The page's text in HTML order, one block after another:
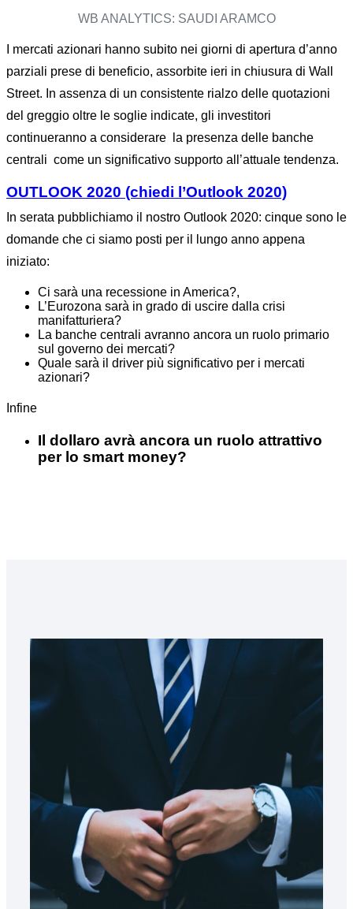
WB ANALYTICS: SAUDI ARAMCO
I mercati azionari hanno subito nei giorni di apertura d’anno
parziali prese di beneficio, assorbite ieri in chiusura di Wall
Street. In assenza di un consistente rialzo delle quotazioni
del greggio oltre le soglie indicate, gli investitori
continueranno a considerare la presenza delle banche
centrali come un significativo supporto all’attuale tendenza.
OUTLOOK 2020 (chiedi l’Outlook 2020)
In serata pubblichiamo il nostro Outlook 2020: cinque sono le
domande che ci siamo posti per il lungo anno appena
iniziato:
Ci sarà una recessione in America?,
L’Eurozona sarà in grado di uscire dalla crisi
manifatturiera?
La banche centrali avranno ancora un ruolo primario
sul governo dei mercati?
Quale sarà il driver più significativo per i mercati
azionari?
Infine
Il dollaro avrà ancora un ruolo attrattivo
per lo smart money?